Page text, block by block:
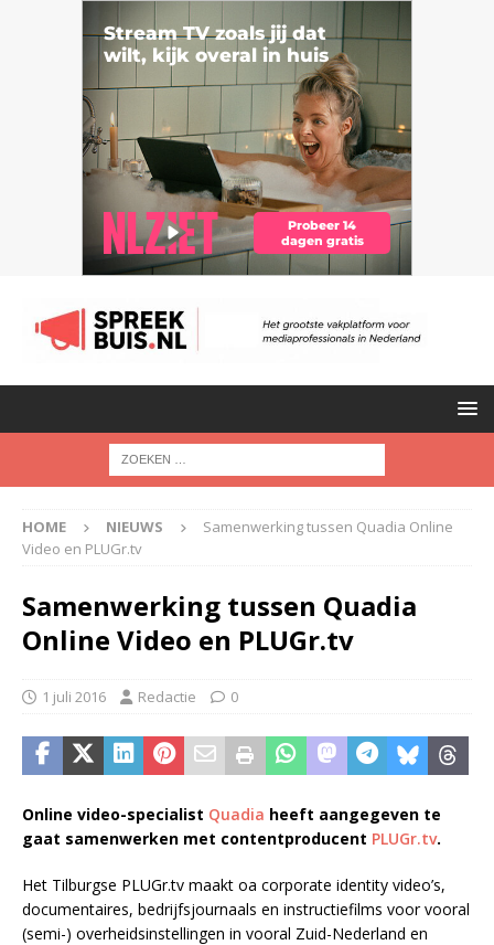
HOME NIEUWS
Samenwerking tussen Quadia Online
Video en PLUGr.tv
Samenwerking tussen Quadia
Online Video en PLUGr.tv
1 juli 2016 Redactie 0
Online video-specialist Quadia heeft aangegeven te
gaat samenwerken met contentproducent PLUGr.tv.
Het Tilburgse PLUGr.tv maakt oa corporate identity video’s,
documentaires, bedrijfsjournaals en instructiefilms voor vooral
(semi-) overheidsinstellingen in vooral Zuid-Nederland en